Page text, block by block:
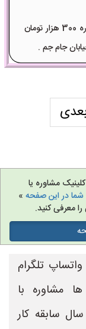
هزینه 30 دقیقه مشاوره 300 هزار تومان
مشاوره یا
در این صفحه »
معرفی کنید.
تلگرام
مشاوره با
سابقه کار